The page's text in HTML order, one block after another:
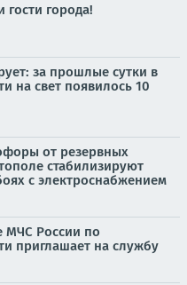
города!
за прошлые сутки в
на свет появилось 10
от резервных
стабилизируют
с электроснабжением
МЧС России по
приглашает на службу